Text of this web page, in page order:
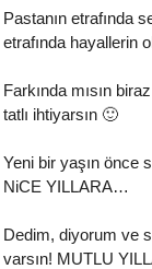
Pastanın etrafında
etrafında hayallerin
Farkında mısın
tatlı ihtiyarsın 🙂
Yeni bir yaşın önce
NiCE YILLARA…
Dedim, diyorum ve
varsın! MUTLU